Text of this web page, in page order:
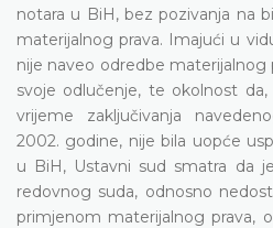
notara u BiH, bez pozivanja na
materijalnog prava. Imajući u
nije naveo odredbe materijalnog
svoje odlučenje, te okolnost
vrijeme zaključivanja
2002. godine, nije bila uopće
u BiH, Ustavni sud smatra da
redovnog suda, odnosno
primjenom materijalnog prava,